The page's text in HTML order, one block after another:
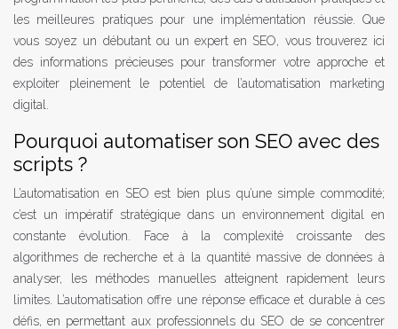
les meilleures pratiques pour une implémentation réussie. Que
vous soyez un débutant ou un expert en SEO, vous trouverez ici
des informations précieuses pour transformer votre approche et
exploiter pleinement le potentiel de l’automatisation marketing
digital.
Pourquoi automatiser son SEO avec des
scripts ?
L’automatisation en SEO est bien plus qu’une simple commodité;
c’est un impératif stratégique dans un environnement digital en
constante évolution. Face à la complexité croissante des
algorithmes de recherche et à la quantité massive de données à
analyser, les méthodes manuelles atteignent rapidement leurs
limites. L’automatisation offre une réponse efficace et durable à ces
défis, en permettant aux professionnels du SEO de se concentrer